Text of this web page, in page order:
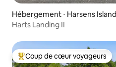
Hébergement ⋅ Harsens Island
Harts Landing II
Coups de cœur voyageurs les
Coup de cœur voyageurs